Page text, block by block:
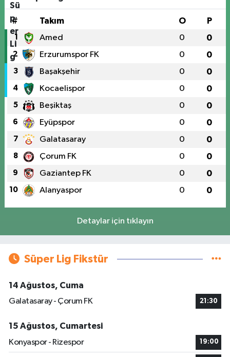
# Takım O P
1 Amed 0 0
2 Erzurumspor FK 0 0
3 Başakşehir 0 0
4 Kocaelispor 0 0
5 Beşiktaş 0 0
6 Eyüpspor 0 0
7 Galatasaray 0 0
8 Çorum FK 0 0
9 Gaziantep FK 0 0
10 Alanyaspor 0 0
Detaylar için tıklayın
Süper Lig Fikstür
14 Ağustos, Cuma
Galatasaray - Çorum FK
21:30
15 Ağustos, Cumartesi
Konyaspor - Rizespor
19:00